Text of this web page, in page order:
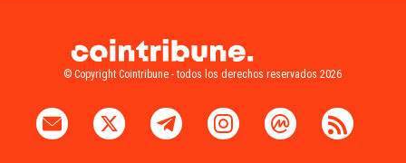
© Copyright Cointribune - todos los derechos reservados 2026